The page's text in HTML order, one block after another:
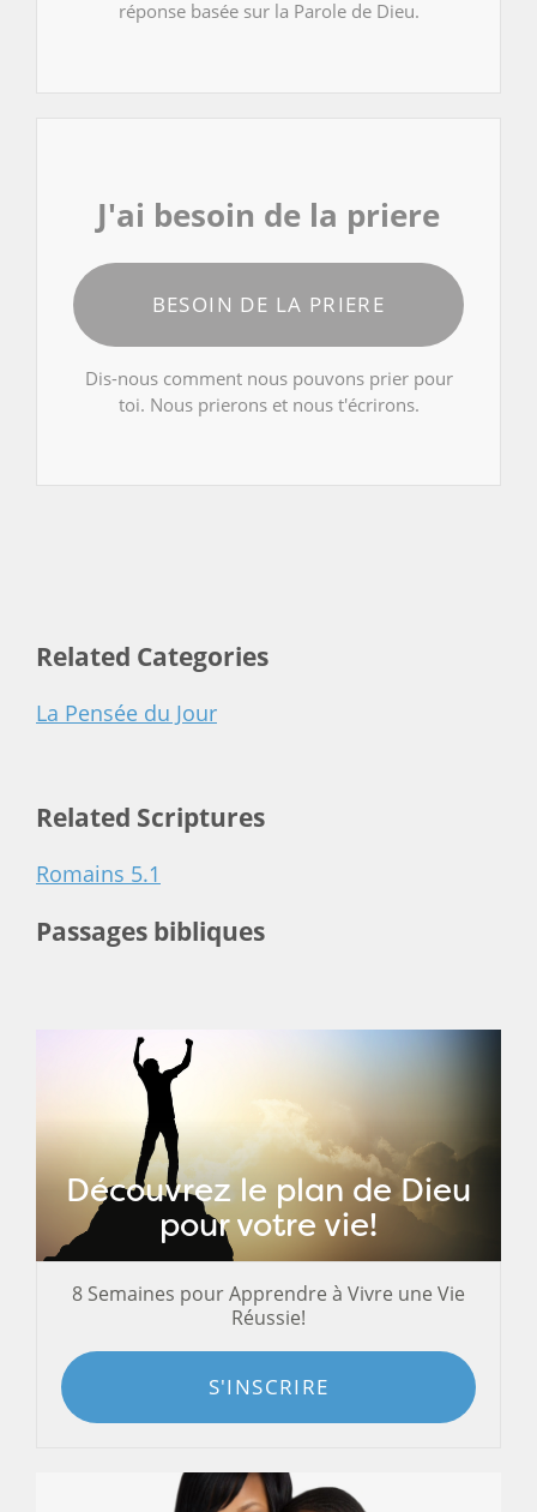
réponse basée sur la Parole de Dieu.
J'ai besoin de la priere
BESOIN DE LA PRIERE
Dis-nous comment nous pouvons prier pour
toi. Nous prierons et nous t'écrirons.
Related Categories
La Pensée du Jour
Related Scriptures
Romains 5.1
Passages bibliques
Découvrez le plan de Dieu
pour votre vie!
8 Semaines pour Apprendre à Vivre une Vie
Réussie!
S'INSCRIRE